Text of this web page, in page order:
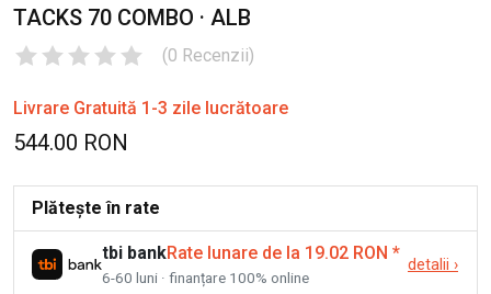
TACKS 70 COMBO · ALB
(0 Recenzii)
Livrare Gratuită 1-3 zile lucrătoare
544.00 RON
Plătește în rate
tbi bankRate lunare de la 19.02 RON *
6-60 luni · finanțare 100% online
detalii ›